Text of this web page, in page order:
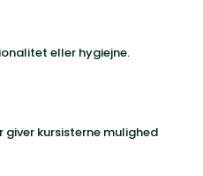
eller hygiejne.
kursisterne mulighed